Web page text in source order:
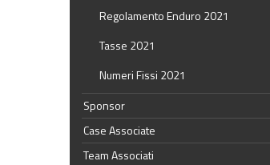
Regolamento Enduro 2021
Tasse 2021
Numeri Fissi 2021
Sponsor
Case Associate
Team Associati